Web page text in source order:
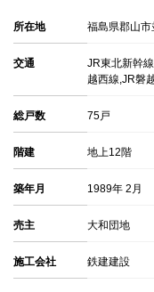
所在地 福島県郡山
交通
JR東北新幹
越西線,JR磐
総戸数 75戸
階建 地上12階
築年月 1989年 2月
売主 大和団地
施工会社 鉄建建設